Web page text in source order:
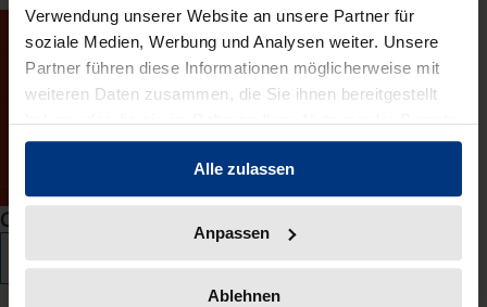
Verwendung unserer Website an unsere Partner für
soziale Medien, Werbung und Analysen weiter. Unsere
Partner führen diese Informationen möglicherweise mit
weiteren Daten zusammen, die Sie ihnen bereitgestellt
haben oder die sie im Rahmen Ihrer Nutzung der Dienste
gesammelt haben.
Alle zulassen
Anpassen
Ablehnen
Chinese European Law Review (ChEuLR)
Mehr erfahren